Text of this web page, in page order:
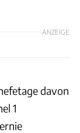
ANZEIGE
davon
1